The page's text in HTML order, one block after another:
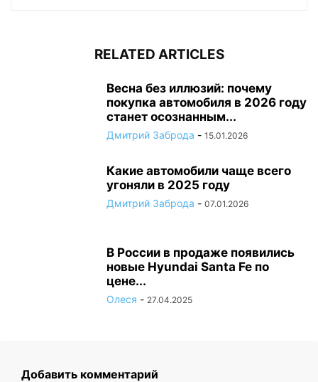
RELATED ARTICLES
Весна без иллюзий: почему
покупка автомобиля в 2026 году
станет осознанным...
Дмитрий Заброда - 15.01.2026
Какие автомобили чаще всего
угоняли в 2025 году
Дмитрий Заброда - 07.01.2026
В России в продаже появились
новые Hyundai Santa Fe по
цене...
Олеся - 27.04.2025
Добавить комментарий